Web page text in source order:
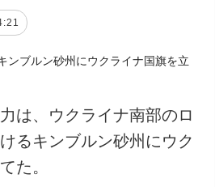
は、ウクライナ南部のロ
るキンブルン砂州にウク
た。